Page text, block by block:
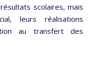
scolaires, mais
leurs réalisations
au transfert des